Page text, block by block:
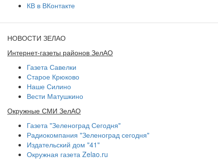
КВ в ВКонтакте
НОВОСТИ ЗЕЛАО
Интернет-газеты районов ЗелАО
Газета Савелки
Старое Крюково
Наше Силино
Вести Матушкино
Окружные СМИ ЗелАО
Газета "Зеленоград Сегодня"
Радиокомпания "Зеленоград сегодня"
Издательский дом "41"
Окружная газета Zelao.ru